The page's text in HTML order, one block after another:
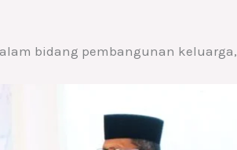
bidang pembangunan keluarga,